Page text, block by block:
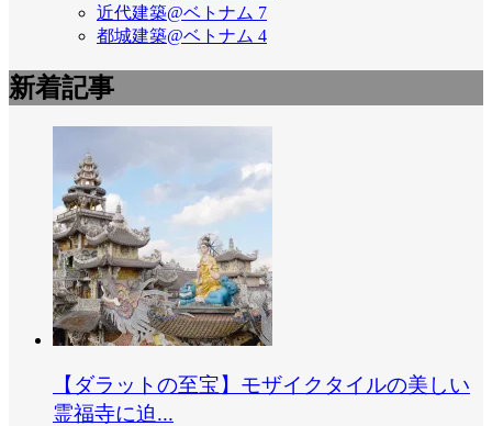
近代建築@ベトナム 7
都城建築@ベトナム 4
新着記事
【ダラットの至宝】モザイクタイルの美しい
霊福寺に迫...